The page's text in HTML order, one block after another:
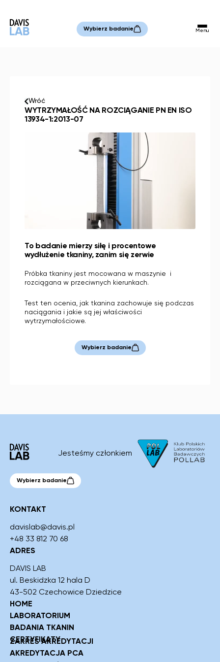
Logo
Wybierz badanie Menu
Wróć
WYTRZYMAŁOŚĆ NA ROZCIĄGANIE PN EN ISO
13934-1:2013-07
To badanie mierzy siłę i procentowe
wydłużenie tkaniny, zanim się zerwie
Próbka tkaniny jest mocowana w maszynie i
rozciągana w przeciwnych kierunkach.
Test ten ocenia, jak tkanina zachowuje się podczas
naciągania i jakie są jej właściwości
wytrzymałościowe.
Wybierz badanie
Jesteśmy członkiem
Wybierz badanie
HOME
LABORATORIUM
BADANIA TKANIN
CERTYFIKATY
ZAKRES AKREDYTACJI
AKREDYTACJA PCA
KONTAKT
davislab@davis.pl
+48 33 812 70 68
ADRES
DAVIS LAB
ul. Beskidzka 12 hala D
43-502 Czechowice Dziedzice